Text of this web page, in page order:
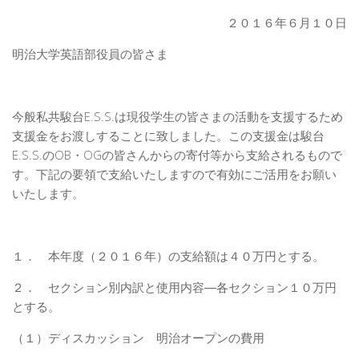
２０１６年６月１０日
明治大学英語部役員の皆さま
今般私共駿台E.S.S.は現役学生の皆さまの活動を支援するため
支援金をお渡しすることに致しました。この支援金は駿台
E.S.S.のOB・OGの皆さんからの寄付等から支給されるもので
す。下記の要領で支給いたしますので有効にご活用をお願い
いたします。
１． 本年度（２０１６年）の支給額は４０万円とする。
２． セクション別内訳と使用内容―各セクション１０万円
とする。
（１）ディスカッション 明治オープンの費用